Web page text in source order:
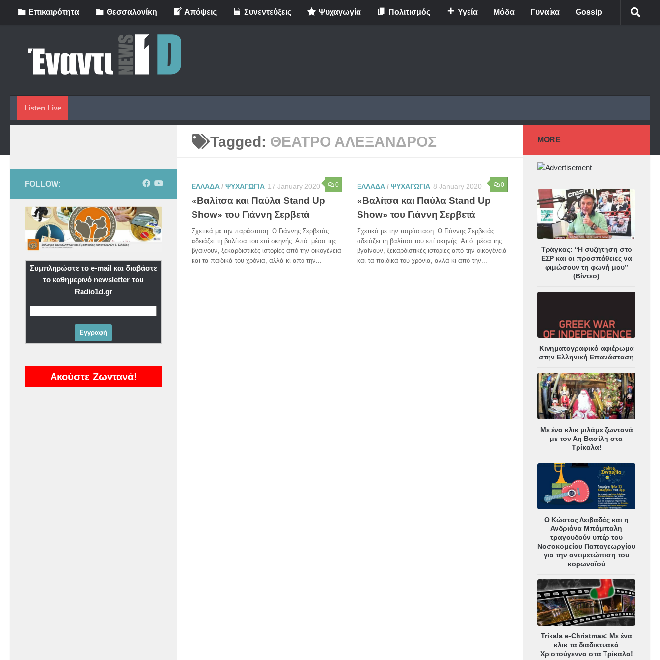
Skip to content
Eπικαιρότητα Θεσσαλονίκη Απόψεις Συνεντεύξεις Ψυχαγωγία Πολιτισμός Υγεία Μόδα Γυναίκα Gossip
Listen Live
Tagged: ΘΕΑΤΡΟ ΑΛΕΞΑΝΔΡΟΣ
0
ΕΛΛΑΔΑ / ΨΥΧΑΓΩΓΙΑ 17 January 2020
«Βαλίτσα και Παύλα Stand Up
Show» του Γιάννη Σερβετά
Σχετικά με την παράσταση: Ο Γιάννης Σερβετάς
αδειάζει τη βαλίτσα του επί σκηνής. Από μέσα της
βγαίνουν, ξεκαρδιστικές ιστορίες από την οικογένειά
και τα παιδικά του χρόνια, αλλά κι από την...
0
ΕΛΛΑΔΑ / ΨΥΧΑΓΩΓΙΑ 8 January 2020
«Βαλίτσα και Παύλα Stand Up
Show» του Γιάννη Σερβετά
Σχετικά με την παράσταση: Ο Γιάννης Σερβετάς
αδειάζει τη βαλίτσα του επί σκηνής. Από μέσα της
βγαίνουν, ξεκαρδιστικές ιστορίες από την οικογένειά
και τα παιδικά του χρόνια, αλλά κι από την...
FOLLOW:
Συμπληρώστε το e-mail και διαβάστε
το καθημερινό newsletter του
Radio1d.gr
Ακούστε Ζωντανά!
MORE
Τράγκας: “Η συζήτηση στο
ΕΣΡ και οι προσπάθειες να
φιμώσουν τη φωνή μου”
(Βίντεο)
Κινηματογραφικό αφιέρωμα
στην Ελληνική Επανάσταση
Με ένα κλικ μιλάμε ζωντανά
με τον Αη Βασίλη στα
Τρίκαλα!
Ο Κώστας Λειβαδάς και η
Ανδριάνα Μπάμπαλη
τραγουδούν υπέρ του
Νοσοκομείου Παπαγεωργίου
για την αντιμετώπιση του
κορωνοϊού
Trikala e-Christmas: Με ένα
κλικ τα διαδικτυακά
Χριστούγεννα στα Τρίκαλα!